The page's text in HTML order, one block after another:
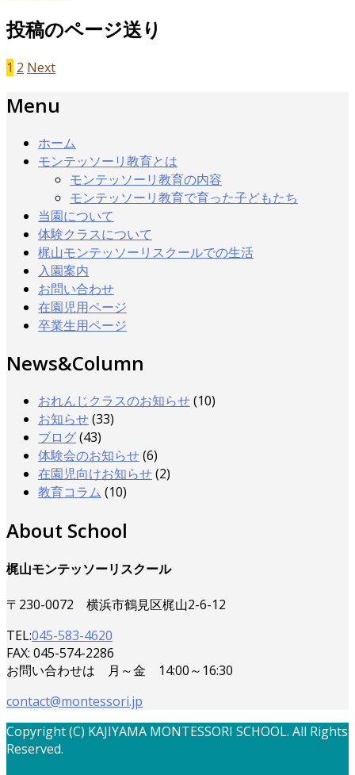
投稿のページ送り
1 2 Next
Menu
ホーム
モンテッソーリ教育とは
モンテッソーリ教育の内容
モンテッソーリ教育で育った子どもたち
当園について
体験クラスについて
梶山モンテッソーリスクールでの生活
入園案内
お問い合わせ
在園児用ページ
卒業生用ページ
News&Column
おれんじクラスのお知らせ(10)
お知らせ(33)
ブログ(43)
体験会のお知らせ(6)
在園児向けお知らせ(2)
教育コラム (10)
About School
梶山モンテッソーリスクール
〒230-0072 横浜市鶴見区梶山2-6-12
TEL:045-583-4620
FAX: 045-574-2286
お問い合わせは 月～金 14:00～16:30
contact@montessori.jp
Copyright (C) KAJIYAMA MONTESSORI SCHOOL. All Rights
Reserved.